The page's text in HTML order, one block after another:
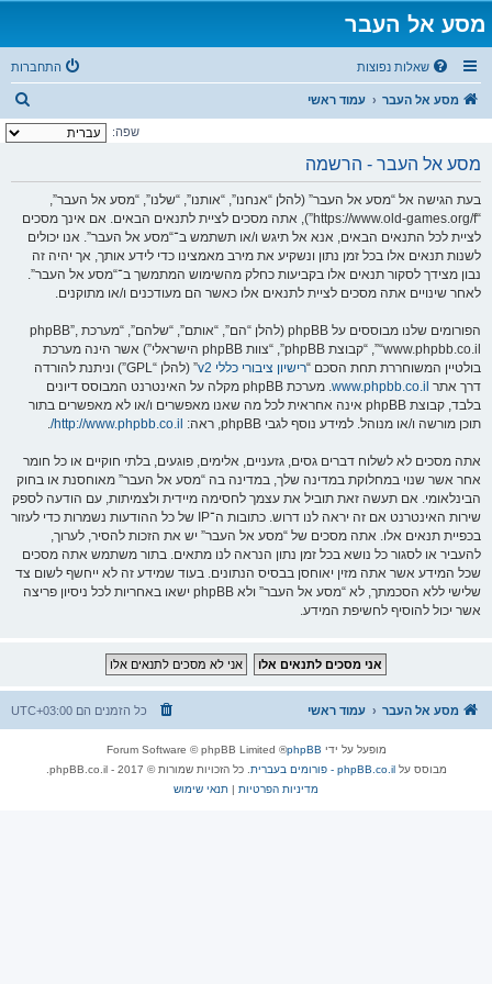
מסע אל העבר
שאלות נפוצות התחברות
מסע אל העבר עמוד ראשי
י
שפה:
מסע אל העבר - הרשמה
בעת הגישה אל “מסע אל העבר” (להלן “אנחנו”, “אותנו”, “שלנו”, “מסע אל העבר”,
“https://www.old-games.org/f”), אתה מסכים לציית לתנאים הבאים. אם אינך מסכים
לציית לכל התנאים הבאים, אנא אל תיגש ו/או תשתמש ב־“מסע אל העבר”. אנו יכולים
לשנות תנאים אלו בכל זמן נתון ונשקיע את מירב מאמצינו כדי לידע אותך, אך יהיה זה
נבון מצידך לסקור תנאים אלו בקביעות כחלק מהשימוש המתמשך ב־“מסע אל העבר”.
לאחר שינויים אתה מסכים לציית לתנאים אלו כאשר הם מעודכנים ו/או מתוקנים.
הפורומים שלנו מבוססים על phpBB (להלן “הם”, “אותם”, “שלהם”, “מערכת phpBB”,
“www.phpbb.co.il”, “קבוצת phpBB”, “צוות phpBB הישראלי”) אשר הינה מערכת
בולטיין המשוחררת תחת הסכם “רישיון ציבורי כללי v2
” (להלן “GPL”) וניתנת להורדה
דרך אתר www.phpbb.co.il
. מערכת phpBB מקלה על האינטרנט המבוסס דיונים
בלבד, קבוצת phpBB אינה אחראית לכל מה שאנו מאפשרים ו/או לא מאפשרים בתור
תוכן מורשה ו/או מנוהל. למידע נוסף לגבי phpBB, ראה:
http://www.phpbb.co.il/
.
אתה מסכים לא לשלוח דברים גסים, גזעניים, אלימים, פוגעים, בלתי חוקיים או כל חומר
אחר אשר שנוי במחלוקת במדינה שלך, במדינה בה “מסע אל העבר” מאוחסנת או בחוק
הבינלאומי. אם תעשה זאת תוביל את עצמך לחסימה מיידית ולצמיתות, עם הודעה לספק
שירות האינטרנט אם זה יראה לנו דרוש. כתובות ה־IP של כל ההודעות נשמרות כדי לעזור
בכפיית תנאים אלו. אתה מסכים של “מסע אל העבר” יש את הזכות להסיר, לערוך,
להעביר או לסגור כל נושא בכל זמן נתון הנראה לנו מתאים. בתור משתמש אתה מסכים
שכל המידע אשר אתה מזין יאוחסן בבסיס הנתונים. בעוד שמידע זה לא ייחשף לשום צד
שלישי ללא הסכמתך, לא “מסע אל העבר” ולא phpBB ישאו באחריות לכל ניסיון פריצה
אשר יכול להוסיף לחשיפת המידע.
מסע אל העבר עמוד ראשי כל הזמנים הם UTC+03:00
מופעל על ידי phpBB
® Forum Software © phpBB Limited
מבוסס עלphpBB.co.il - פורומים בעברית
. כל הזכויות שמורות © 2017 - phpBB.co.il.
מדיניות הפרטיות | תנאי שימוש